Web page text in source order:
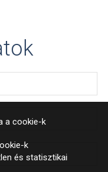
a cookie-k
k
és statisztikai